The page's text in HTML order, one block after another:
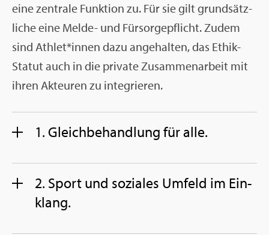
eine zen­tra­le Funk­ti­on zu. Für sie gilt grund­sätz­
li­che eine Melde- und Für­sor­ge­pflicht. Zudem
sind Ath­let*innen dazu an­ge­hal­ten, das Ethik-
Sta­tut auch in die pri­va­te Zu­sam­men­ar­beit mit
ihren Ak­teu­ren zu in­te­grie­ren.
1. Gleich­be­hand­lung für alle.
2. Sport und so­zia­les Um­feld im Ein­
klang.